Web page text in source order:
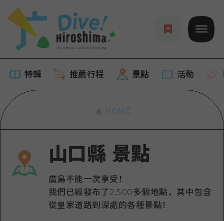
特輯 推薦行程 景點 活動
推薦
藝術
活動·廟會
推薦行程
Dive! Hiroshima 官方向導
廣島隨意旅行
景點
列表
活動
HOME
山口縣 景點
廣島不能一次享受！
我們已經發布了2,500多個地點，其中包含
從皇家道路到深處的各種景點！